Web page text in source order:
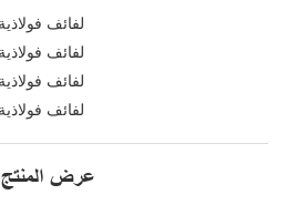
● لفائف
● لفائف
● لفائف
● لفائف
عرض المنتج